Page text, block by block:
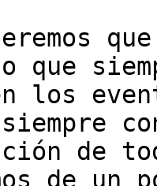
que
los
siempre
de
de un